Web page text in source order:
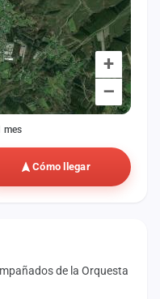
+
–
mes
Cómo llegar
de la Orquesta